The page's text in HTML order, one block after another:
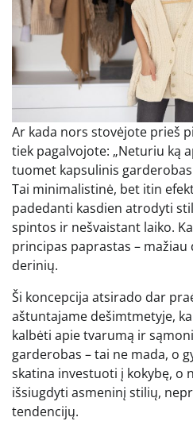
Ar kada nors stovėjote prieš
tiek pagalvojote: „Neturiu ką
tuomet kapsulinis
Tai minimalistinė, bet itin
padedanti kasdien atrodyti
spintos ir nešvaistant laiko.
principas paprastas –
derinių.
Ši koncepcija atsirado dar
aštuntajame dešimtmetyje,
kalbėti apie tvarumą ir
garderobas – tai ne mada, o
skatina investuoti į kokybę, o
išsiugdyti asmeninį stilių,
tendencijų.